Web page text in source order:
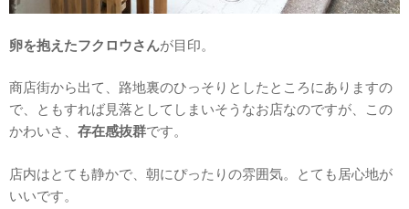
卵を抱えたフクロウさんが目印。
商店街から出て、路地裏のひっそりとしたところにありますの
で、ともすれば見落としてしまいそうなお店なのですが、この
かわいさ、 存在感抜群です。
店内はとても静かで、朝にぴったりの雰囲気。とても居心地が
いいです。